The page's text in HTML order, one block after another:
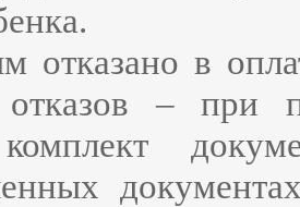
отказано в
– при